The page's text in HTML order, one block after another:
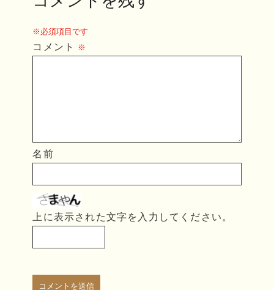
※必須項目です
コメント ※
名前
上に表示された文字を入力してください。